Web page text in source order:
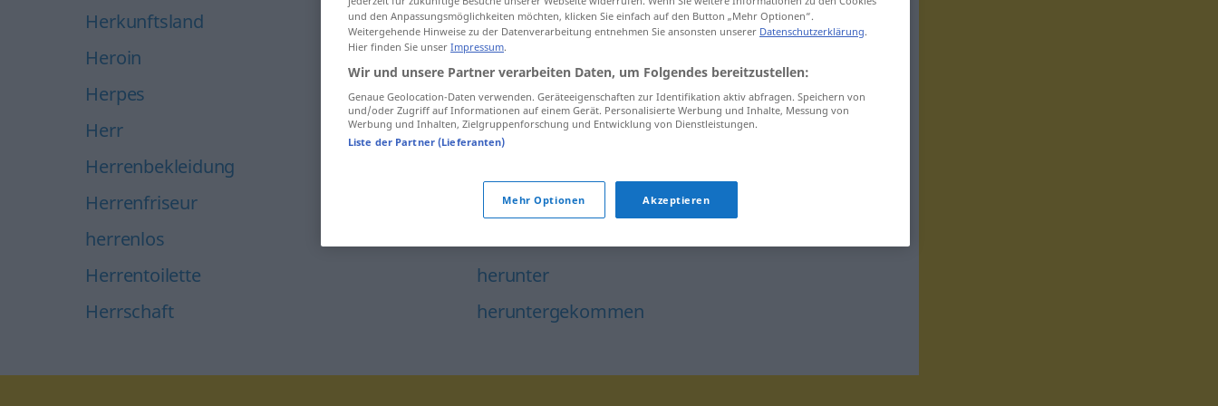
Herkunftsland
Heroin
Herpes
Herr
Herrenbekleidung
Herrenfriseur
herrenlos
Herrentoilette
Herrschaft
Herstellung
Hertz
herüber
herum
herumkommen
herunter
heruntergekommen
und den Anpassungsmöglichkeiten möchten, klicken Sie einfach auf den Button „Mehr Optionen“.
Weitergehende Hinweise zu der Datenverarbeitung entnehmen Sie ansonsten unserer Datenschutzerklärung.
Hier finden Sie unser Impressum.
Wir und unsere Partner verarbeiten Daten, um Folgendes bereitzustellen:
Genaue Geolocation-Daten verwenden. Geräteeigenschaften zur Identifikation aktiv abfragen. Speichern von
und/oder Zugriff auf Informationen auf einem Gerät. Personalisierte Werbung und Inhalte, Messung von
Werbung und Inhalten, Zielgruppenforschung und Entwicklung von Dienstleistungen.
Liste der Partner (Lieferanten)
Mehr Optionen Akzeptieren